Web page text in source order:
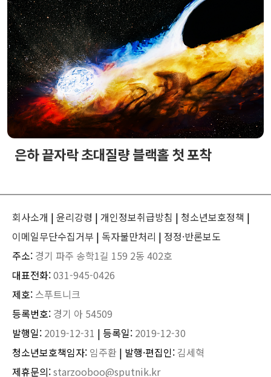
은하 끝자락 초대질량 블랙홀 첫 포착
회사소개 | 윤리강령 | 개인정보취급방침 | 청소년보호정책 |
이메일무단수집거부 | 독자불만처리 | 정정·반론보도
주소: 경기 파주 송학1길 159 2동 402호
대표전화:031-945-0426
제호: 스푸트니크
등록번호: 경기 아 54509
발행일: 2019-12-31 | 등록일: 2019-12-30
청소년보호책임자: 임주환 | 발행·편집인: 김세혁
제휴문의:starzooboo@sputnik.kr